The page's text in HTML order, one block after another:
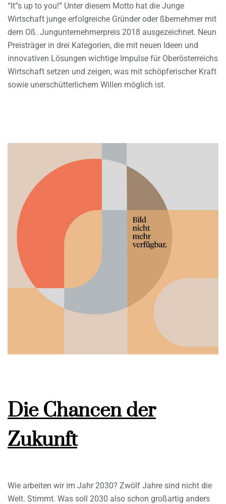
“It”s up to you!” Unter diesem Motto hat die Junge
Wirtschaft junge erfolgreiche Gründer oder ßbernehmer mit
dem Oß. Jungunternehmerpreis 2018 ausgezeichnet. Neun
Preisträger in drei Kategorien, die mit neuen Ideen und
innovativen Lösungen wichtige Impulse für Oberösterreichs
Wirtschaft setzen und zeigen, was mit schöpferischer Kraft
sowie unerschütterlichem Willen möglich ist.
Die Chancen der
Zukunft
Wie arbeiten wir im Jahr 2030? Zwölf Jahre sind nicht die
Welt. Stimmt. Was soll 2030 also schon großartig anders